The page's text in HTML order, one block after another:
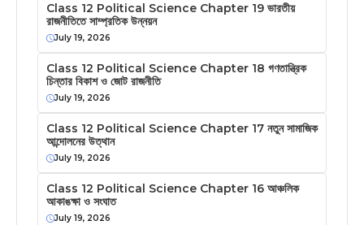
Class 12 Political Science Chapter 19 ভারতীয়
রাজনীতিতে সাম্প্রতিক উন্নয়ন
July 19, 2026
Class 12 Political Science Chapter 18 গণতান্ত্রিক
চিন্তার বিকাশ ও জোট রাজনীতি
July 19, 2026
Class 12 Political Science Chapter 17 নতুন সামাজিক
আন্দোলনের উত্থান
July 19, 2026
Class 12 Political Science Chapter 16 আঞ্চলিক
আকাঙক্ষা ও সংঘাত
July 19, 2026